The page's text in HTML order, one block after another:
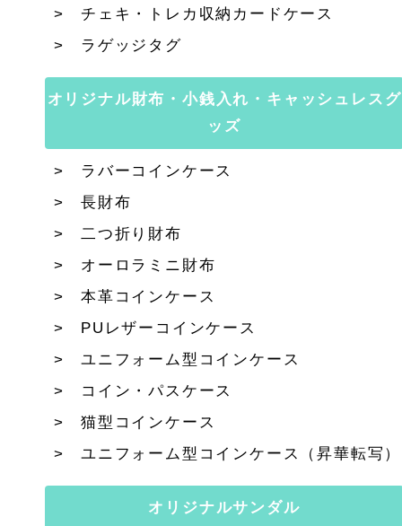
チェキ・トレカ収納カードケース
ラゲッジタグ
オリジナル財布・小銭入れ・キャッシュレスグ
ッズ
ラバーコインケース
長財布
二つ折り財布
オーロラミニ財布
本革コインケース
PUレザーコインケース
ユニフォーム型コインケース
コイン・パスケース
猫型コインケース
ユニフォーム型コインケース（昇華転写）
オリジナルサンダル